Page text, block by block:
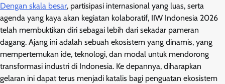
Dengan skala besar, partisipasi internasional yang luas, serta
agenda yang kaya akan kegiatan kolaboratif, IIW Indonesia 2026
telah membuktikan diri sebagai lebih dari sekadar pameran
dagang. Ajang ini adalah sebuah ekosistem yang dinamis, yang
mempertemukan ide, teknologi, dan modal untuk mendorong
transformasi industri di Indonesia. Ke depannya, diharapkan
gelaran ini dapat terus menjadi katalis bagi penguatan ekosistem